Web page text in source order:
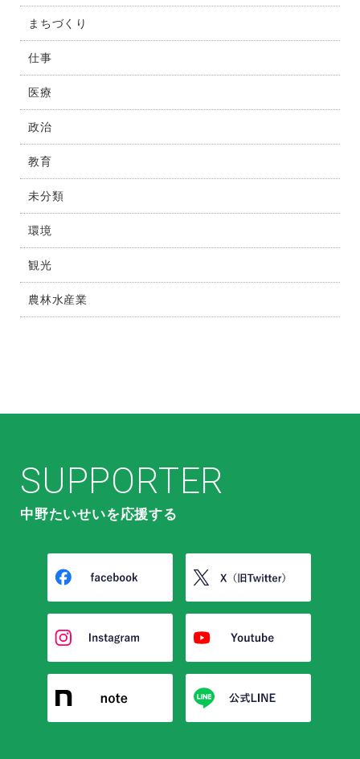
まちづくり
仕事
医療
政治
教育
未分類
環境
観光
農林水産業
SUPPORTER
中野たいせいを応援する